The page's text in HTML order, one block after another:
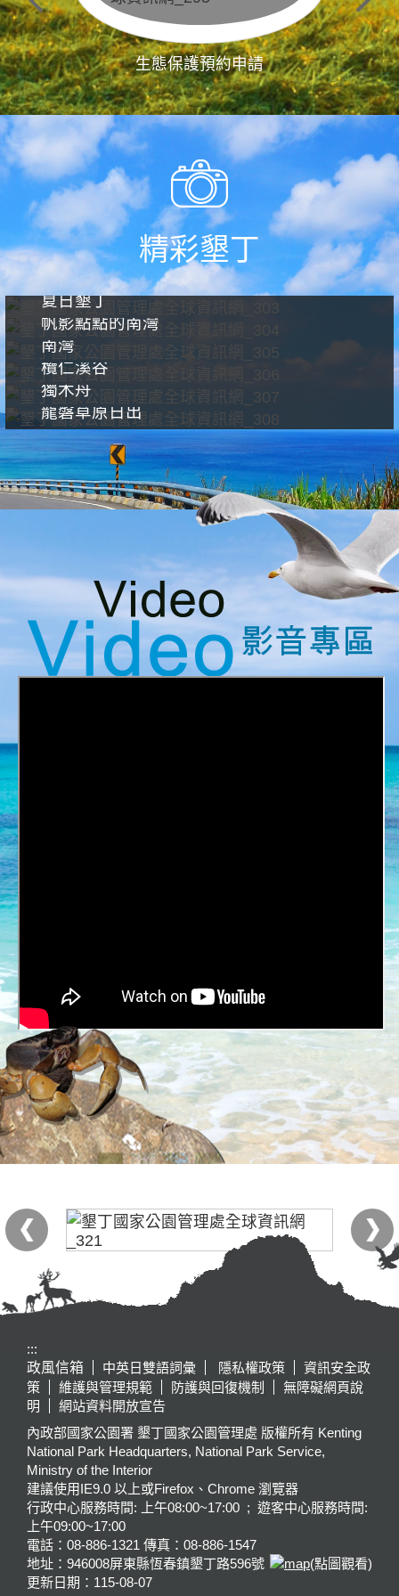
生態保護預約申請
精彩墾丁
夏日墾丁
帆影點點的南灣
南灣
欖仁溪谷
獨木舟
龍磐草原日出
:::
政風信箱
中英日雙語詞彙 隱私權政策
資訊安全政
策
維護與管理規範 防護與回復機制
無障礙網頁說
明
網站資料開放宣告
內政部國家公園署 墾丁國家公園管理處 版權所有 Kenting
National Park Headquarters, National Park Service,
Ministry of the Interior
建議使用IE9.0 以上或Firefox、Chrome 瀏覽器
行政中心服務時間: 上午08:00~17:00 ; 遊客中心服務時間:
上午09:00~17:00
電話：08-886-1321 傳真：08-886-1547
地址：946008屏東縣恆春鎮墾丁路596號
(點圖觀看)
更新日期： 115-08-07